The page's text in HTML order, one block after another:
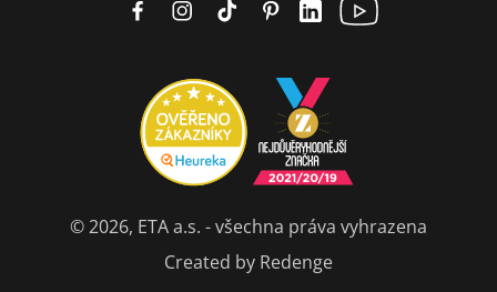
© 2026, ETA a.s. - všechna práva vyhrazena
Created by Redenge